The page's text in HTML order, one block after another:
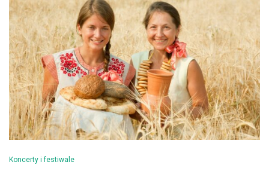
Koncerty i festiwale